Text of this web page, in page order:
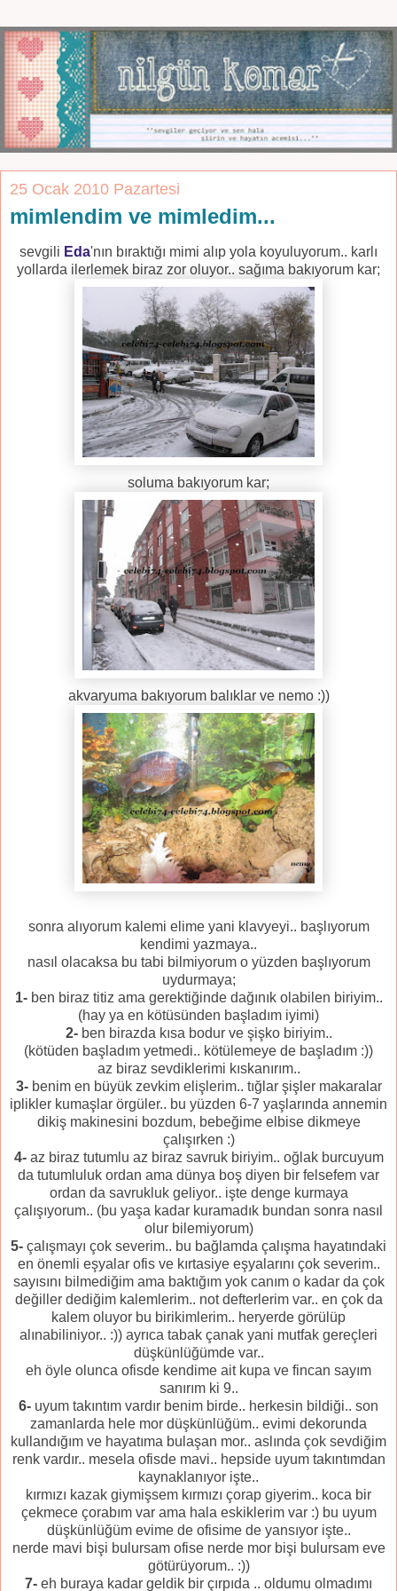
25 Ocak 2010 Pazartesi
mimlendim ve mimledim...
sevgili Eda'nın bıraktığı mimi alıp yola koyuluyorum.. karlı
yollarda ilerlemek biraz zor oluyor.. sağıma bakıyorum kar;
soluma bakıyorum kar;
akvaryuma bakıyorum balıklar ve nemo :))
sonra alıyorum kalemi elime yani klavyeyi.. başlıyorum
kendimi yazmaya..
nasıl olacaksa bu tabi bilmiyorum o yüzden başlıyorum
uydurmaya;
1-ben biraz titiz ama gerektiğinde dağınık olabilen biriyim..
(hay ya en kötüsünden başladım iyimi)
2-ben birazda kısa bodur ve şişko biriyim..
(kötüden başladım yetmedi.. kötülemeye de başladım :))
az biraz sevdiklerimi kıskanırım..
3-benim en büyük zevkim elişlerim.. tığlar şişler makaralar
iplikler kumaşlar örgüler.. bu yüzden 6-7 yaşlarında annemin
dikiş makinesini bozdum, bebeğime elbise dikmeye
çalışırken :)
4-az biraz tutumlu az biraz savruk biriyim.. oğlak burcuyum
da tutumluluk ordan ama dünya boş diyen bir felsefem var
ordan da savrukluk geliyor.. işte denge kurmaya
çalışıyorum.. (bu yaşa kadar kuramadık bundan sonra nasıl
olur bilemiyorum)
5- çalışmayı çok severim.. bu bağlamda çalışma hayatındaki
en önemli eşyalar ofis ve kırtasiye eşyalarını çok severim..
sayısını bilmediğim ama baktığım yok canım o kadar da çok
değiller dediğim kalemlerim.. not defterlerim var.. en çok da
kalem oluyor bu birikimlerim.. heryerde görülüp
alınabiliniyor.. :)) ayrıca tabak çanak yani mutfak gereçleri
düşkünlüğümde var..
eh öyle olunca ofisde kendime ait kupa ve fincan sayım
sanırım ki 9..
6- uyum takıntım vardır benim birde.. herkesin bildiği.. son
zamanlarda hele mor düşkünlüğüm.. evimi dekorunda
kullandığım ve hayatıma bulaşan mor.. aslında çok sevdiğim
renk vardır.. mesela ofisde mavi.. hepside uyum takıntımdan
kaynaklanıyor işte..
kırmızı kazak giymişsem kırmızı çorap giyerim.. koca bir
çekmece çorabım var ama hala eskiklerim var :) bu uyum
düşkünlüğüm evime de ofisime de yansıyor işte..
nerde mavi bişi bulursam ofise nerde mor bişi bulursam eve
götürüyorum.. :))
7- eh buraya kadar geldik bir çırpıda .. oldumu olmadımı